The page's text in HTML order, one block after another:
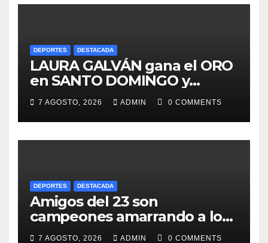
DEPORTES DESTACADA
LAURA GALVÁN gana el ORO
en SANTO DOMINGO y
dedica Medalla a sus padres
fallecidos
7 AGOSTO, 2026 ADMIN 0 COMMENTS
DEPORTES DESTACADA
Amigos del 23 son
campeones amarrando a los
“Perros Bravos”
7 AGOSTO, 2026 ADMIN 0 COMMENTS